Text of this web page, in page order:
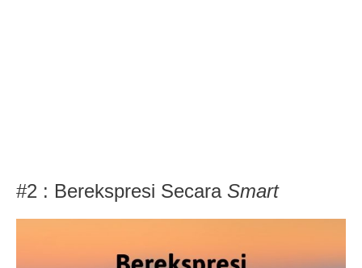
#2 : Berekspresi Secara Smart